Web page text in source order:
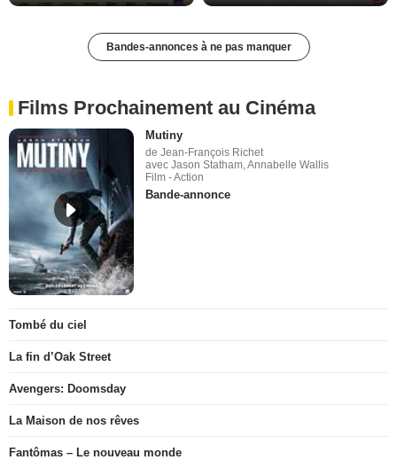
Bandes-annonces à ne pas manquer
Films Prochainement au Cinéma
Mutiny
de Jean-François Richet
avec Jason Statham, Annabelle Wallis
Film - Action
Bande-annonce
Tombé du ciel
La fin d’Oak Street
Avengers: Doomsday
La Maison de nos rêves
Fantômas – Le nouveau monde